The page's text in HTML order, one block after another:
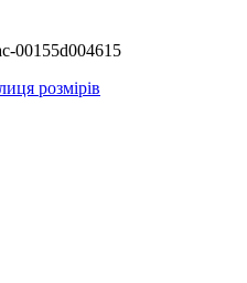
00155d004615
розмірів